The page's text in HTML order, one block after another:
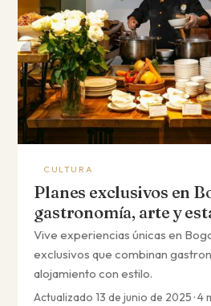
CULTURA
Planes exclusivos en
gastronomía, arte y
Vive experiencias únicas en
exclusivos que combinan
alojamiento con estilo.
Actualizado 13 de junio de 2025 · 4